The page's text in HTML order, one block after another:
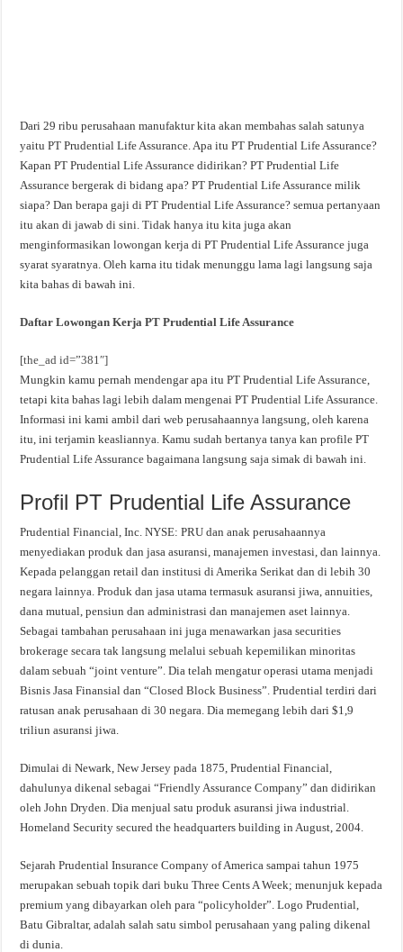
Dari 29 ribu perusahaan manufaktur kita akan membahas salah satunya
yaitu PT Prudential Life Assurance. Apa itu PT Prudential Life Assurance?
Kapan PT Prudential Life Assurance didirikan? PT Prudential Life
Assurance bergerak di bidang apa? PT Prudential Life Assurance milik
siapa? Dan berapa gaji di PT Prudential Life Assurance? semua pertanyaan
itu akan di jawab di sini. Tidak hanya itu kita juga akan
menginformasikan lowongan kerja di PT Prudential Life Assurance juga
syarat syaratnya. Oleh karna itu tidak menunggu lama lagi langsung saja
kita bahas di bawah ini.
Daftar Lowongan Kerja PT Prudential Life Assurance
[the_ad id=”381″]
Mungkin kamu pernah mendengar apa itu PT Prudential Life Assurance,
tetapi kita bahas lagi lebih dalam mengenai PT Prudential Life Assurance.
Informasi ini kami ambil dari web perusahaannya langsung, oleh karena
itu, ini terjamin keasliannya. Kamu sudah bertanya tanya kan profile PT
Prudential Life Assurance bagaimana langsung saja simak di bawah ini.
Profil PT Prudential Life Assurance
Prudential Financial, Inc. NYSE: PRU dan anak perusahaannya
menyediakan produk dan jasa asuransi, manajemen investasi, dan lainnya.
Kepada pelanggan retail dan institusi di Amerika Serikat dan di lebih 30
negara lainnya. Produk dan jasa utama termasuk asuransi jiwa, annuities,
dana mutual, pensiun dan administrasi dan manajemen aset lainnya.
Sebagai tambahan perusahaan ini juga menawarkan jasa securities
brokerage secara tak langsung melalui sebuah kepemilikan minoritas
dalam sebuah “joint venture”. Dia telah mengatur operasi utama menjadi
Bisnis Jasa Finansial dan “Closed Block Business”. Prudential terdiri dari
ratusan anak perusahaan di 30 negara. Dia memegang lebih dari $1,9
triliun asuransi jiwa.
Dimulai di Newark, New Jersey pada 1875, Prudential Financial,
dahulunya dikenal sebagai “Friendly Assurance Company” dan didirikan
oleh John Dryden. Dia menjual satu produk asuransi jiwa industrial.
Homeland Security secured the headquarters building in August, 2004.
Sejarah Prudential Insurance Company of America sampai tahun 1975
merupakan sebuah topik dari buku Three Cents A Week; menunjuk kepada
premium yang dibayarkan oleh para “policyholder”. Logo Prudential,
Batu Gibraltar, adalah salah satu simbol perusahaan yang paling dikenal
di dunia.